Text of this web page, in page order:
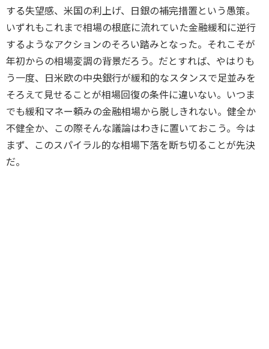
する失望感、米国の利上げ、日銀の補完措置という愚策。
いずれもこれまで相場の根底に流れていた金融緩和に逆行
するようなアクションのそろい踏みとなった。それこそが
年初からの相場変調の背景だろう。だとすれば、やはりも
う一度、日米欧の中央銀行が緩和的なスタンスで足並みを
そろえて見せることが相場回復の条件に違いない。いつま
でも緩和マネー頼みの金融相場から脱しきれない。健全か
不健全か、この際そんな議論はわきに置いておこう。今は
まず、このスパイラル的な相場下落を断ち切ることが先決
だ。